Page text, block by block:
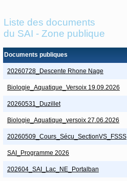
Liste des documents
du SAI - Zone publique
Documents publiques
20260728_Descente Rhone Nage
Biologie_Aquatique_Versoix 19.09.2026
20260531_Duzillet
Biologie_Aquatique_versoix 27.06.2026
20260509_Cours_Sécu_SectionVS_FSSS
SAI_Programme 2026
202604_SAI_Lac_NE_Portalban